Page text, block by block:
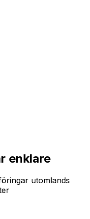
enklare
utomlands